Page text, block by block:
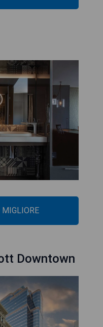
Downtown